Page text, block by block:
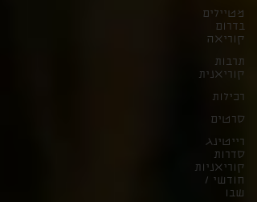
מטיילים
בדרום
קוריאה
תרבות
קוריאנית
רכילות
סרטים
רייטינג
סדרות
קוריאניות
חודשי /
שבו